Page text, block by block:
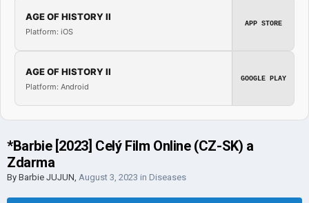
AGE OF HISTORY II
Platform: iOS
APP STORE
AGE OF HISTORY II
Platform: Android
GOOGLE PLAY
*Barbie [2023] Celý Film Online (CZ-SK) a
Zdarma
By Barbie JUJUN, August 3, 2023 in Diseases